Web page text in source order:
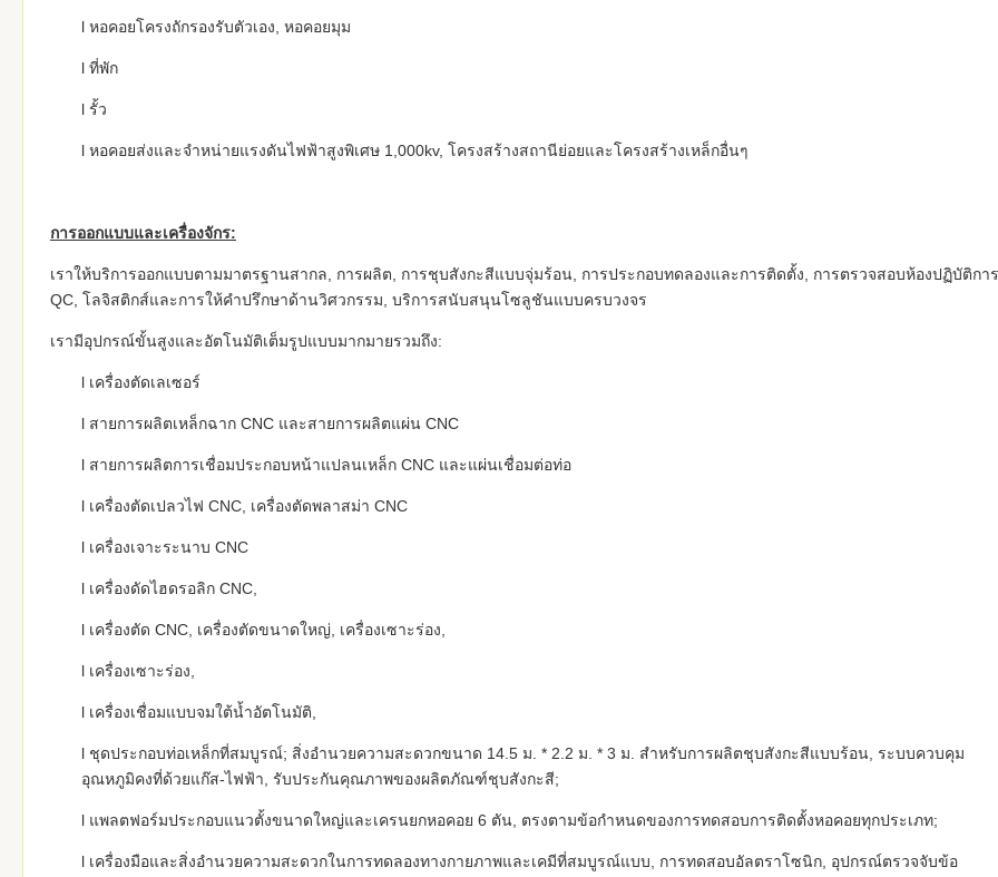
l หอคอยโครงถักรองรับตัวเอง, หอคอยมุม
l ที่พัก
l รั้ว
l หอคอยส่งและจำหน่ายแรงดันไฟฟ้าสูงพิเศษ 1,000kv, โครงสร้างสถานีย่อยและโครงสร้างเหล็กอื่นๆ
การออกแบบและเครื่องจักร:
เราให้บริการออกแบบตามมาตรฐานสากล, การผลิต, การชุบสังกะสีแบบจุ่มร้อน, การประกอบทดลองและการติดตั้ง, การตรวจสอบห้องปฏิบัติการ
QC, โลจิสติกส์และการให้คำปรึกษาด้านวิศวกรรม, บริการสนับสนุนโซลูชันแบบครบวงจร
เรามีอุปกรณ์ขั้นสูงและอัตโนมัติเต็มรูปแบบมากมายรวมถึง:
l เครื่องตัดเลเซอร์
l สายการผลิตเหล็กฉาก CNC และสายการผลิตแผ่น CNC
l สายการผลิตการเชื่อมประกอบหน้าแปลนเหล็ก CNC และแผ่นเชื่อมต่อท่อ
l เครื่องตัดเปลวไฟ CNC, เครื่องตัดพลาสม่า CNC
l เครื่องเจาะระนาบ CNC
l เครื่องดัดไฮดรอลิก CNC,
l เครื่องตัด CNC, เครื่องตัดขนาดใหญ่, เครื่องเซาะร่อง,
l เครื่องเซาะร่อง,
l เครื่องเชื่อมแบบจมใต้น้ำอัตโนมัติ,
l ชุดประกอบท่อเหล็กที่สมบูรณ์; สิ่งอำนวยความสะดวกขนาด 14.5 ม. * 2.2 ม. * 3 ม. สำหรับการผลิตชุบสังกะสีแบบร้อน, ระบบควบคุม
อุณหภูมิคงที่ด้วยแก๊ส-ไฟฟ้า, รับประกันคุณภาพของผลิตภัณฑ์ชุบสังกะสี;
l แพลตฟอร์มประกอบแนวตั้งขนาดใหญ่และเครนยกหอคอย 6 ตัน, ตรงตามข้อกำหนดของการทดสอบการติดตั้งหอคอยทุกประเภท;
l เครื่องมือและสิ่งอำนวยความสะดวกในการทดลองทางกายภาพและเคมีที่สมบูรณ์แบบ, การทดสอบอัลตราโซนิก, อุปกรณ์ตรวจจับข้อ